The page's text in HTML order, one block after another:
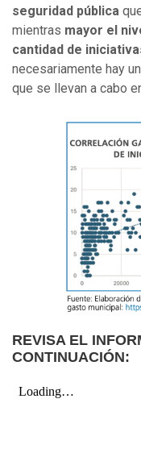
seguridad pública
mientras mayor el
cantidad de
necesariamente hay
que se llevan a cabo
REVISA EL
CONTINUACIÓN: